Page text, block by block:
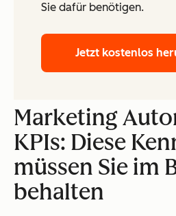
Sie dafür benötigen.
Jetzt kostenlos
Marketing
KPIs: Diese
müssen Sie im
behalten